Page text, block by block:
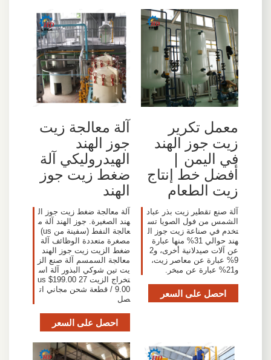
معمل تكرير
زيت جوز الهند
في اليمن |
أفضل خط إنتاج
زيت الطعام
آلة صنع تقطير زيت بذر عباد
الشمس من فول الصويا تس
تخدم في صناعة زيت جوز ال
هند حوالي 31% منها عبارة
عن آلات صيدلانية أخرى، و2
9% عبارة عن معاصر زيت،
و21% عبارة عن مبخر.
احصل على السعر
آلة معالجة زيت
جوز الهند
الهيدروليكي آلة
ضغط زيت جوز
الهند
آلة معالجة ضغط زيت جوز ال
هند الصغيرة. جوز الهند آلة م
عالجة النفط (سفينة من us)
مصغرة متعددة الوظائف آلة
ضغط الزيت زيت جوز الهند
معالجة السمسم آلة صنع الز
يت تين شوكي البذور آلة اس
تخراج الزيت us $199.00 27
9.00 / قطعة شحن مجاني ات
صل
احصل على السعر